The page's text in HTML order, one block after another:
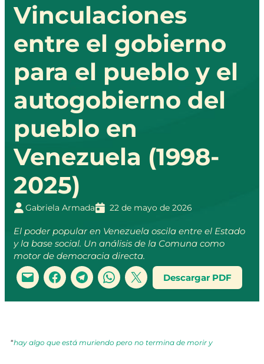
Vinculaciones
entre el gobierno
para el pueblo y el
autogobierno del
pueblo en
Venezuela (1998-
2025)
Gabriela Armada 22 de mayo de 2026
El poder popular en Venezuela oscila entre el Estado
y la base social. Un análisis de la Comuna como
motor de democracia directa.
Descargar PDF
“hay algo que está muriendo pero no termina de morir y